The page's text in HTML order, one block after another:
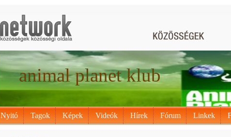
animal planet klub
Nyitó Tagok Képek Videók Hírek Fórum Linkek